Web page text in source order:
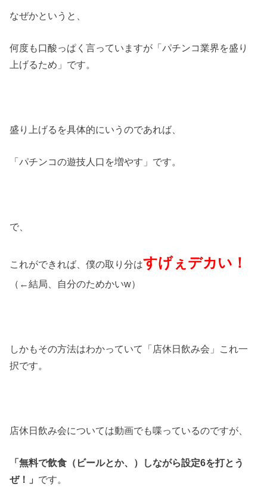
なぜかというと、
何度も口酸っぱく言っていますが「パチンコ業界を盛り
上げるため」です。
盛り上げるを具体的にいうのであれば、
「パチンコの遊技人口を増やす」です。
で、
これができれば、僕の取り分はすげぇデカい！
（←結局、自分のためかいw）
しかもその方法はわかっていて「店休日飲み会」これ一
択です。
店休日飲み会については動画でも喋っているのですが、
「無料で飲食（ビールとか、）しながら設定6を打とう
ぜ！」 です。